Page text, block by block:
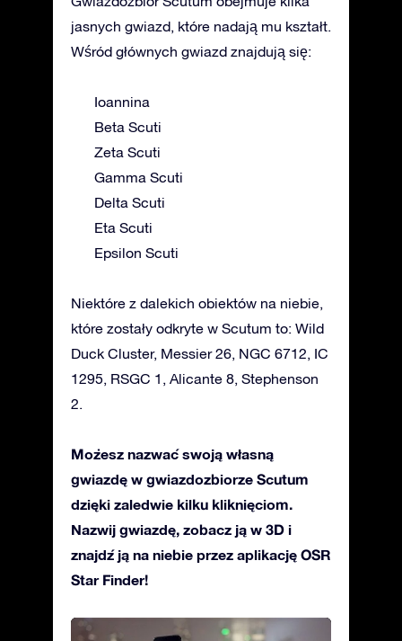
jasnych gwiazd, które nadają mu kształt.
Wśród głównych gwiazd znajdują się:
Ioannina
Beta Scuti
Zeta Scuti
Gamma Scuti
Delta Scuti
Eta Scuti
Epsilon Scuti
Niektóre z dalekich obiektów na niebie,
które zostały odkryte w Scutum to: Wild
Duck Cluster, Messier 26, NGC 6712, IC
1295, RSGC 1, Alicante 8, Stephenson
2.
Możesz nazwać swoją własną
gwiazdę w gwiazdozbiorze Scutum
dzięki zaledwie kilku kliknięciom.
Nazwij gwiazdę, zobacz ją w 3D i
znajdź ją na niebie przez aplikację OSR
Star Finder!